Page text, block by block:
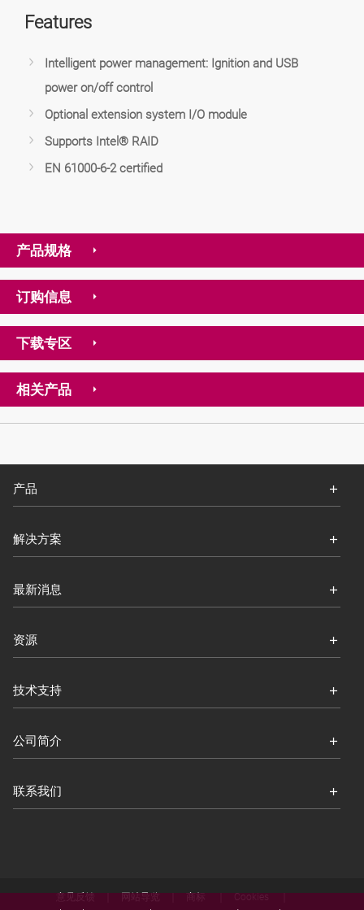
Features
Intelligent power management: Ignition and USB
power on/off control
Optional extension system I/O module
Supports Intel® RAID
EN 61000-6-2 certified
产品规格
订购信息
下载专区
相关产品
产品
解决方案
最新消息
资源
技术支持
公司简介
联系我们
意见反馈 网站导览 商标 Cookies